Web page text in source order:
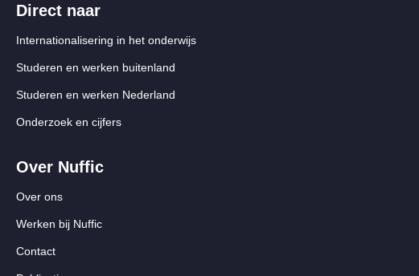
Direct naar
Internationalisering in het onderwijs
Studeren en werken buitenland
Studeren en werken Nederland
Onderzoek en cijfers
Over Nuffic
Over ons
Werken bij Nuffic
Contact